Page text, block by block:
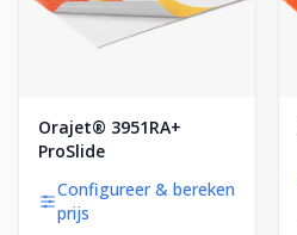
Orajet® 3951RA+
ProSlide
Configureer & bereken
prijs